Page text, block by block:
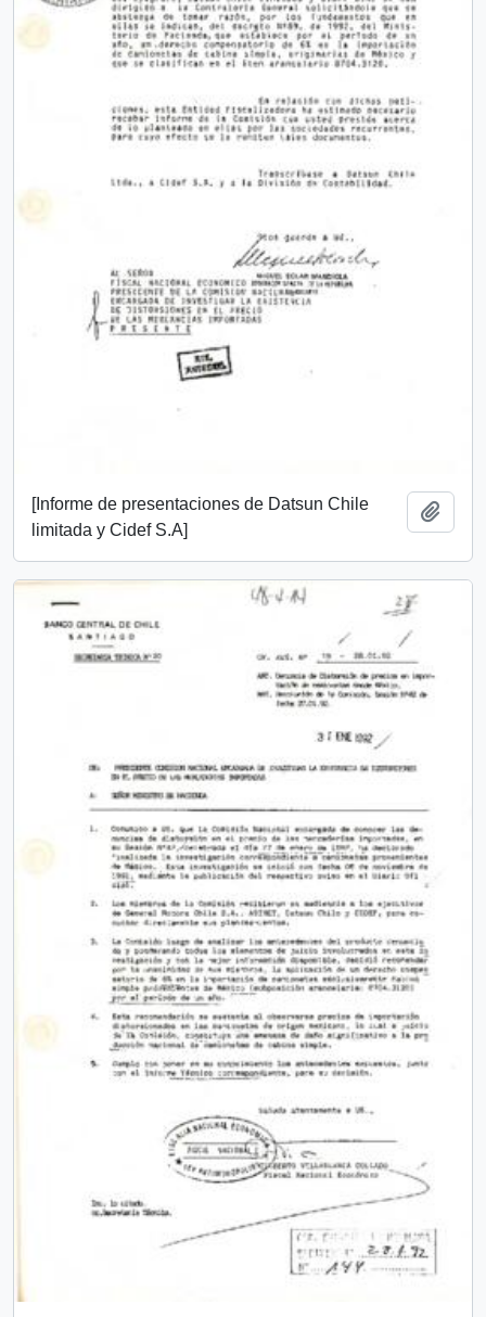
[Informe de presentaciones de Datsun Chile
limitada y Cidef S.A]